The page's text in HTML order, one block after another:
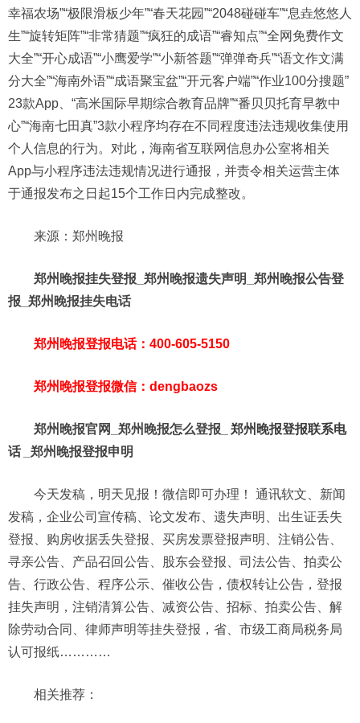
幸福农场”“极限滑板少年”“春天花园”“2048碰碰车”“息垚悠悠人
生”“旋转矩阵”“非常猜题”“疯狂的成语”“睿知点”“全网免费作文
大全”“开心成语”“小鹰爱学”“小新答题”“弹弹奇兵”“语文作文满
分大全”“海南外语”“成语聚宝盆”“开元客户端”“作业100分搜题”
23款App、“高米国际早期综合教育品牌”“番贝贝托育早教中
心”“海南七田真”3款小程序均存在不同程度违法违规收集使用
个人信息的行为。对此，海南省互联网信息办公室将相关
App与小程序违法违规情况进行通报，并责令相关运营主体
于通报发布之日起15个工作日内完成整改。
来源：郑州晚报
郑州晚报挂失登报_郑州晚报遗失声明_郑州晚报公告登
报_郑州晚报挂失电话
郑州晚报登报电话：400-605-5150
郑州晚报登报微信：dengbaozs
郑州晚报官网_郑州晚报怎么登报_
郑州晚报登报联系电
话
_郑州晚报登报申明
今天发稿，明天见报！微信即可办理！ 通讯软文、新闻
发稿，企业公司宣传稿、论文发布、遗失声明、出生证丢失
登报、购房收据丢失登报、买房发票登报声明、注销公告、
寻亲公告、产品召回公告、股东会登报、司法公告、拍卖公
告、行政公告、程序公示、催收公告，债权转让公告，登报
挂失声明，注销清算公告、减资公告、招标、拍卖公告、解
除劳动合同、律师声明等挂失登报，省、市级工商局税务局
认可报纸…………
相关推荐：